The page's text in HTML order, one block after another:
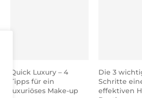
Quick Luxury – 4
Tipps für ein
luxuriöses Make-up
Die 3
Schritte
effektiven